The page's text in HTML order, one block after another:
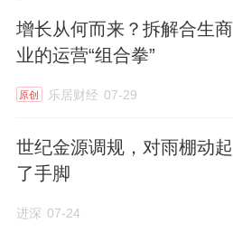
增长从何而来？拆解合生商
业的运营“组合拳”
原创 乐居财经 07-29
世纪金源调规，对雨棚动起
了手脚
进深 07-24